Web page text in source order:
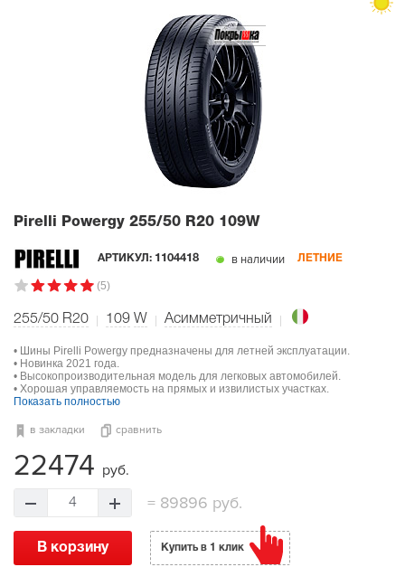
Pirelli Powergy 255/50 R20 109W
АРТИКУЛ: 1104418 в наличии ЛЕТНИЕ
(5)
255/50 R20 109 W Асимметричный
• Шины Pirelli Powergy предназначены для летней эксплуатации.
• Новинка 2021 года.
• Высокопроизводительная модель для легковых автомобилей.
• Хорошая управляемость на прямых и извилистых участках.
Показать полностью
в закладки сравнить
22474 руб.
4 = 89896 руб.
В корзину Купить в 1 клик